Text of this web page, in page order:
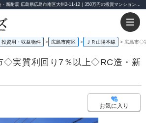
広島市◇実質利回り7％以上◇RC造・新耐震 広島県広島市南区大州2-11-12｜350万円の投資マンション｜株式会社ライズ
投資用・収益物件 広島市南区 ＪＲ山陽本線 広島市◇
◇実質利回り7％以上◇RC造・新
お気に入り